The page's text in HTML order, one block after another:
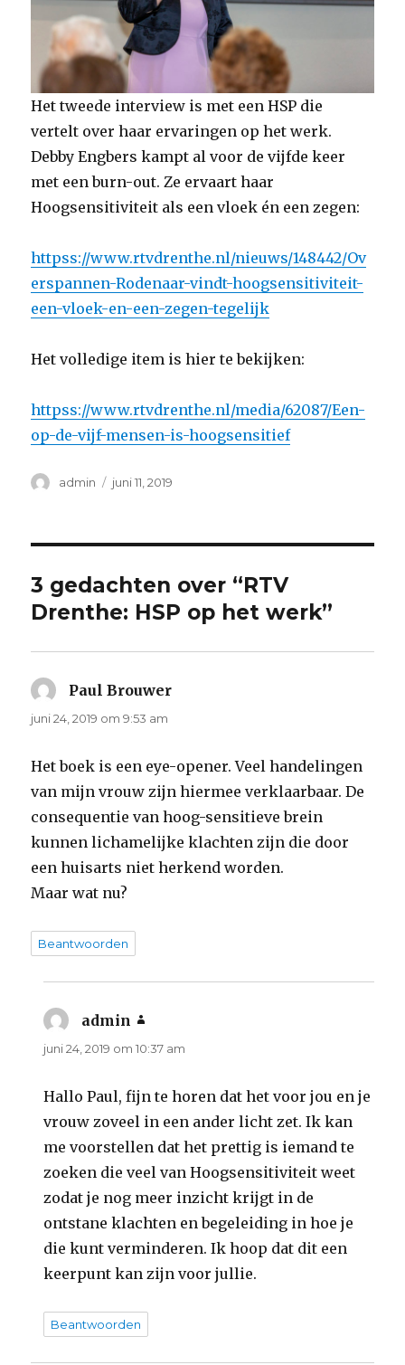
Het tweede interview is met een HSP die
vertelt over haar ervaringen op het werk.
Debby Engbers kampt al voor de vijfde keer
met een burn-out. Ze ervaart haar
Hoogsensitiviteit als een vloek én een zegen:
httpss://www.rtvdrenthe.nl/nieuws/148442/Ov
erspannen-Rodenaar-vindt-hoogsensitiviteit-
een-vloek-en-een-zegen-tegelijk
Het volledige item is hier te bekijken:
httpss://www.rtvdrenthe.nl/media/62087/Een-
op-de-vijf-mensen-is-hoogsensitief
Auteur
admin
Geplaatst
juni 11, 2019
3 gedachten over “RTV
Drenthe: HSP op het werk”
Paul Brouwer
juni 24, 2019 om 9:53 am
Het boek is een eye-opener. Veel handelingen
van mijn vrouw zijn hiermee verklaarbaar. De
consequentie van hoog-sensitieve brein
kunnen lichamelijke klachten zijn die door
een huisarts niet herkend worden.
Maar wat nu?
Beantwoorden
admin
juni 24, 2019 om 10:37 am
Hallo Paul, fijn te horen dat het voor jou en je
vrouw zoveel in een ander licht zet. Ik kan
me voorstellen dat het prettig is iemand te
zoeken die veel van Hoogsensitiviteit weet
zodat je nog meer inzicht krijgt in de
ontstane klachten en begeleiding in hoe je
die kunt verminderen. Ik hoop dat dit een
keerpunt kan zijn voor jullie.
Beantwoorden